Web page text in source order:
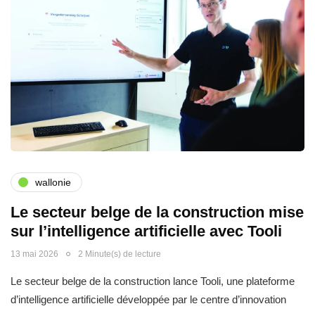
wallonie
Le secteur belge de la construction mise
sur l’intelligence artificielle avec Tooli
13 mai 2026 2 Minute(s) de lecture
Le secteur belge de la construction lance Tooli, une plateforme
d’intelligence artificielle développée par le centre d’innovation